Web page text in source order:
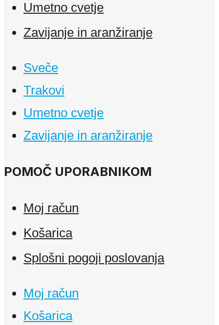
Umetno cvetje
Zavijanje in aranžiranje
Sveče
Trakovi
Umetno cvetje
Zavijanje in aranžiranje
POMOČ UPORABNIKOM
Moj račun
Košarica
Splošni pogoji poslovanja
Moj račun
Košarica